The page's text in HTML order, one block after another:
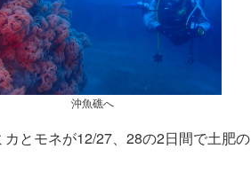
沖魚礁へ
とモネが12/27、28の2日間で土肥の